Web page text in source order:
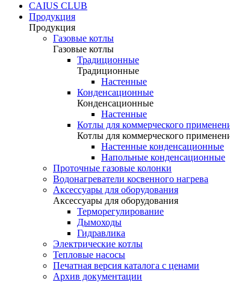
CAIUS CLUB
Продукция
Продукция
Газовые котлы
Газовые котлы
Традиционные
Традиционные
Настенные
Конденсационные
Конденсационные
Настенные
Котлы для коммерческого
Котлы для коммерческого
Настенные конденсационные
Напольные конденсационные
Проточные газовые колонки
Водонагреватели косвенного нагрева
Аксессуары для оборудования
Аксессуары для оборудования
Терморегулирование
Дымоходы
Гидравлика
Электрические котлы
Тепловые насосы
Печатная версия каталога с ценами
Архив документации